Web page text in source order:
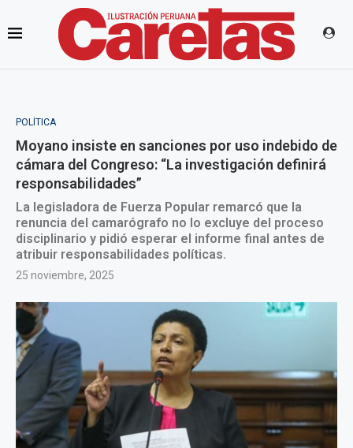
POLÍTICA
Moyano insiste en sanciones por uso indebido de
cámara del Congreso: “La investigación definirá
responsabilidades”
La legisladora de Fuerza Popular remarcó que la
renuncia del camarógrafo no lo excluye del proceso
disciplinario y pidió esperar el informe final antes de
atribuir responsabilidades políticas.
25 noviembre, 2025